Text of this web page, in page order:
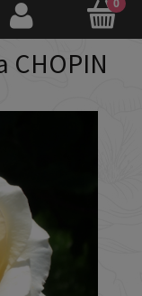
CHOPIN